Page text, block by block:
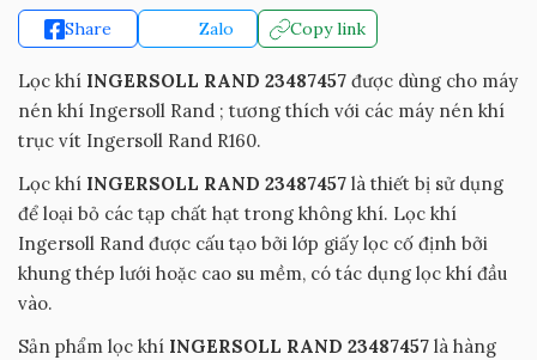
Share Zalo Copy link
Lọc khí INGERSOLL RAND 23487457 được dùng cho máy
nén khí Ingersoll Rand ; tương thích với các máy nén khí
trục vít Ingersoll Rand R160.
Lọc khí INGERSOLL RAND 23487457 là thiết bị sử dụng
để loại bỏ các tạp chất hạt trong không khí. Lọc khí
Ingersoll Rand được cấu tạo bởi lớp giấy lọc cố định bởi
khung thép lưới hoặc cao su mềm, có tác dụng lọc khí đầu
vào.
Sản phẩm lọc khí INGERSOLL RAND 23487457 là hàng